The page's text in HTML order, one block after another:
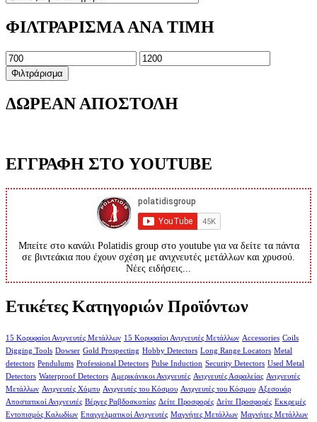
ΦΙΛΤΡΑΡΙΣΜΑ ΑΝΑ ΤΙΜΗ
Ελάχιστη
τιμή
Μέγιστη
τιμή
Φιλτράρισμα
ΔΩΡΕΑΝ ΑΠΟΣΤΟΛΗ
ΕΓΓΡΑΦΗ ΣΤΟ YOUTUBE
Μπείτε στο κανάλι Polatidis group στο youtube για να δείτε τα πάντα
σε βιντεάκια που έχουν σχέση με ανιχνευτές μετάλλων και χρυσού.
Νέες ειδήσεις...
Ετικέτες Κατηγοριών Προϊόντων
15 Κορυφαίοι Ανιχνευτές Μετάλλων 15 Κορυφαίοι Ανιχνευτές Μετάλλων Accessories Coils
Digging Tools Dowser Gold Prospecting Hobby Detectors Long Range Locators Metal
detectors Pendulums Professional Detectors Pulse Induction Security Detectors Used Metal
Detectors Waterproof Detectors Αμερικάνικοι Ανιχνευτές Ανιχνευτές Ασφαλείας Ανιχνευτές
Μετάλλων Ανιχνευτές Χόμπυ Ανιχνευτές του Κόσμου Ανιχνευτές του Κόσμου Αξεσουάρ
Αποστατικοί Ανιχνευτές Βέργες Ραβδοσκοπίας Δείτε Προσφορές Δείτε Προσφορές Εκκρεμές
Εντοπισμός Καλωδίων Επαγγελματικοί Ανιχνευτές Μαγνήτες Μετάλλων Μαγνήτες Μετάλλων